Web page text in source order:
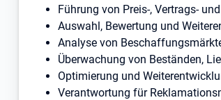
Führung von Preis-, Vertrags-
Auswahl, Bewertung und
Analyse von
Überwachung von Beständen,
Optimierung und
Verantwortung für